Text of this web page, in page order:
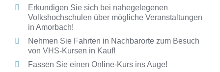
Erkundigen Sie sich bei nahegelegenen
Volkshochschulen über mögliche Veranstaltungen
in Amorbach!
Nehmen Sie Fahrten in Nachbarorte zum Besuch
von VHS-Kursen in Kauf!
Fassen Sie einen Online-Kurs ins Auge!